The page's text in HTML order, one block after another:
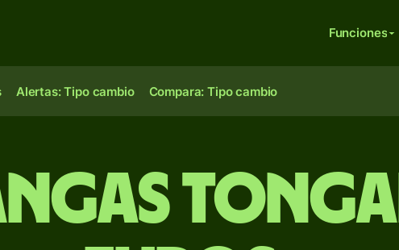
Funciones
Alertas: Tipo cambio Compara: Tipo cambio